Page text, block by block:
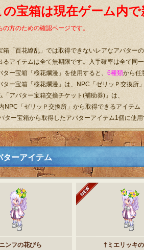
の宝箱は現在ゲーム内
の方のための確認ページです。
箱「百花繚乱」では取得できないレアなアバター
るアイテムは全て無期限です。入手確率は全て同
ー宝箱「桜花爛漫」を使用すると、 6種類から任
ー宝箱「桜花爛漫」は、NPC「ゼリッＰ交換所
アバター宝箱交換チケット(補助券)」は、
「ゼリッＰ交換所」から取得できるアイテム
ー宝箱から取得したアバターアイテム1個に使
ターアイテム
ンフの花びら †ミエリッキ